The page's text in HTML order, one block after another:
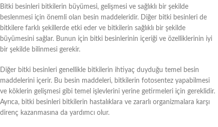
Bitki besinleri bitkilerin büyümesi, gelişmesi ve sağlıklı bir şekilde
beslenmesi için önemli olan besin maddeleridir. Diğer bitki besinleri de
bitkilere farklı şekillerde etki eder ve bitkilerin sağlıklı bir şekilde
büyümesini sağlar. Bunun için bitki besinlerinin içeriği ve özelliklerinin iyi
bir şekilde bilinmesi gerekir.
Diğer bitki besinleri genellikle bitkilerin ihtiyaç duyduğu temel besin
maddelerini içerir. Bu besin maddeleri, bitkilerin fotosentez yapabilmesi
ve köklerin gelişmesi gibi temel işlevlerini yerine getirmeleri için gereklidir.
Ayrıca, bitki besinleri bitkilerin hastalıklara ve zararlı organizmalara karşı
direnç kazanmasına da yardımcı olur.